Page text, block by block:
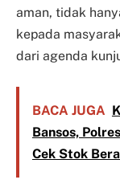
aman, tidak
kepada
dari agenda
BACA JUGA
Bansos,
Cek Stok